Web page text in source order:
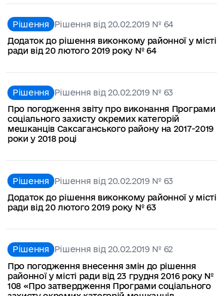
Рішення Рішення від 20.02.2019 № 64
Додаток до рішення виконкому районної у місті
ради від 20 лютого 2019 року № 64
Рішення Рішення від 20.02.2019 № 63
Про погодження звіту про виконання Програми
соціального захисту окремих категорій
мешканців Саксаганського району на 2017-2019
роки у 2018 році
Рішення Рішення від 20.02.2019 № 63
Додаток до рішення виконкому районної у місті
ради від 20 лютого 2019 року № 63
Рішення Рішення від 20.02.2019 № 62
Про погодження внесення змін до рішення
районної у місті ради від 23 грудня 2016 року №
108 «Про затвердження Програми соціального